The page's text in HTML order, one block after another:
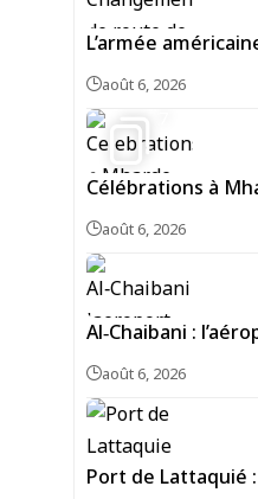
L’armée
août 6, 2026
Célébrations à
août 6, 2026
Al‑Chaibani :
août 6, 2026
Port de Lattaquié